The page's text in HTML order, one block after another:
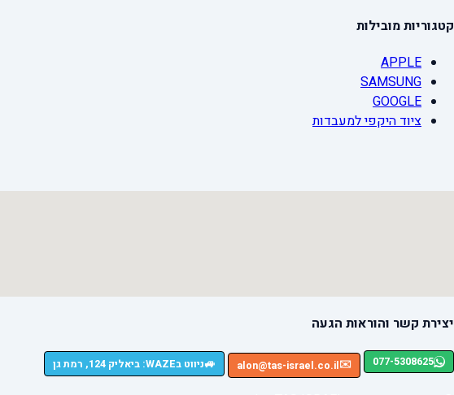
קטגוריות מובילות
APPLE
SAMSUNG
GOOGLE
ציוד היקפי למעבדות
יצירת קשר והוראות הגעה
077-5308625
✉️
alon@tas-israel.co.il
🚙ניווט בWAZE: ביאליק 124, רמת גן